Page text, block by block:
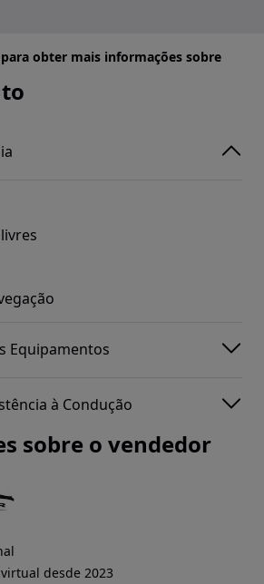
obter mais informações sobre
Equipamentos
à Condução
sobre o vendedor
desde 2023